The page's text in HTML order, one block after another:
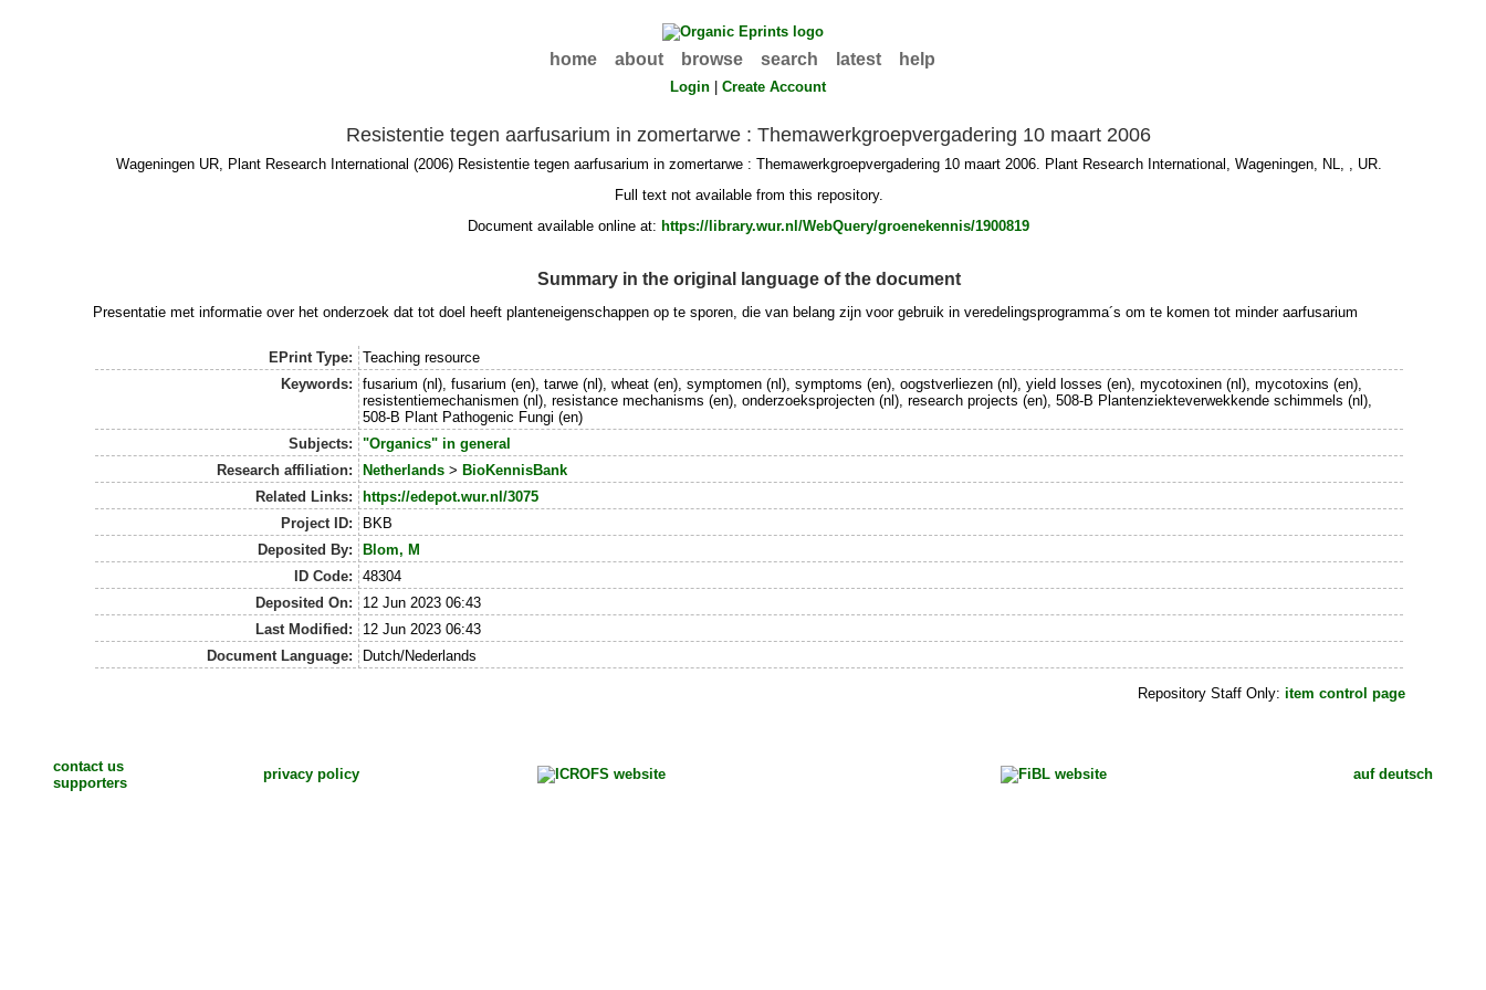
home about browse search latest help
Login |Create Account
Resistentie tegen aarfusarium in zomertarwe : Themawerkgroepvergadering 10 maart 2006
Wageningen UR, Plant Research International (2006) Resistentie tegen aarfusarium in zomertarwe : Themawerkgroepvergadering 10 maart 2006. Plant Research International, Wageningen, NL, , UR.
Full text not available from this repository.
Document available online at: https://library.wur.nl/WebQuery/groenekennis/1900819
Summary in the original language of the document
Presentatie met informatie over het onderzoek dat tot doel heeft planteneigenschappen op te sporen, die van belang zijn voor gebruik in veredelingsprogramma´s om te komen tot minder aarfusarium
EPrint Type:
Teaching resource
Keywords:
fusarium (nl), fusarium (en), tarwe (nl), wheat (en), symptomen (nl), symptoms (en), oogstverliezen (nl), yield losses (en), mycotoxinen (nl), mycotoxins (en),
resistentiemechanismen (nl), resistance mechanisms (en), onderzoeksprojecten (nl), research projects (en), 508-B Plantenziekteverwekkende schimmels (nl),
508-B Plant Pathogenic Fungi (en)
Subjects:
"Organics" in general
Research affiliation:
Netherlands > BioKennisBank
Related Links:
https://edepot.wur.nl/3075
Project ID:
BKB
Deposited By:
Blom, M
ID Code:
48304
Deposited On:
12 Jun 2023 06:43
Last Modified:
12 Jun 2023 06:43
Document Language:
Dutch/Nederlands
Repository Staff Only: item control page
contact us
supporters
privacy policy auf deutsch